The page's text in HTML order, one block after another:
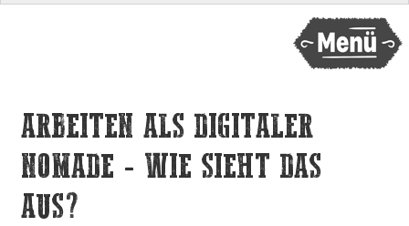
ARBEITEN ALS DIGITALER
NOMADE - WIE SIEHT DAS
AUS?